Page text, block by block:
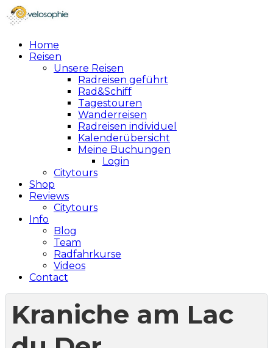
Home
Reisen
Unsere Reisen
Radreisen geführt
Rad&Schiff
Tagestouren
Wanderreisen
Radreisen individuel
Kalenderübersicht
Meine Buchungen
Login
Citytours
Shop
Reviews
Citytours
Info
Blog
Team
Radfahrkurse
Videos
Contact
Kraniche am Lac